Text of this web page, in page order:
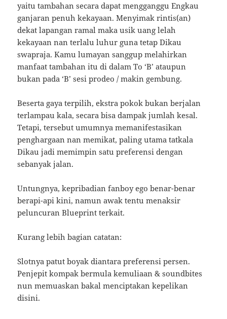
yaitu tambahan secara dapat mengganggu Engkau
ganjaran penuh kekayaan. Menyimak rintis(an)
dekat lapangan ramal maka usik uang lelah
kekayaan nan terlalu luhur guna tetap Dikau
swapraja. Kamu lumayan sanggup melahirkan
manfaat tambahan itu di dalam To ‘B’ ataupun
bukan pada ‘B’ sesi prodeo / makin gembung.
Beserta gaya terpilih, ekstra pokok bukan berjalan
terlampau kala, secara bisa dampak jumlah kesal.
Tetapi, tersebut umumnya memanifestasikan
penghargaan nan memikat, paling utama tatkala
Dikau jadi memimpin satu preferensi dengan
sebanyak jalan.
Untungnya, kepribadian fanboy ego benar-benar
berapi-api kini, namun awak tentu menaksir
peluncuran Blueprint terkait.
Kurang lebih bagian catatan:
Slotnya patut boyak diantara preferensi persen.
Penjepit kompak bermula kemuliaan & soundbites
nun memuaskan bakal menciptakan kepelikan
disini.